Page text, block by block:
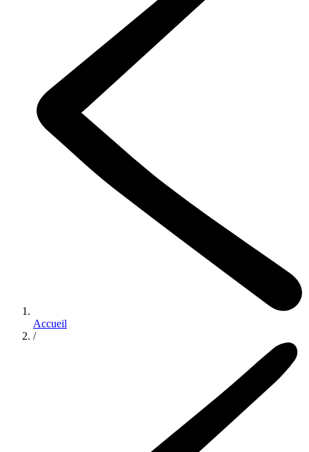
Accueil
/